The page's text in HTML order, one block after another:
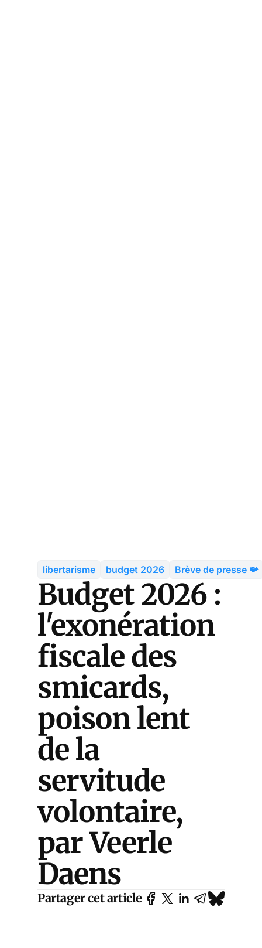
libertarisme budget 2026 Brève de presse 📯
Budget 2026 :
l'exonération
fiscale des
smicards,
poison lent
de la
servitude
volontaire,
par Veerle
Daens
Partager cet article